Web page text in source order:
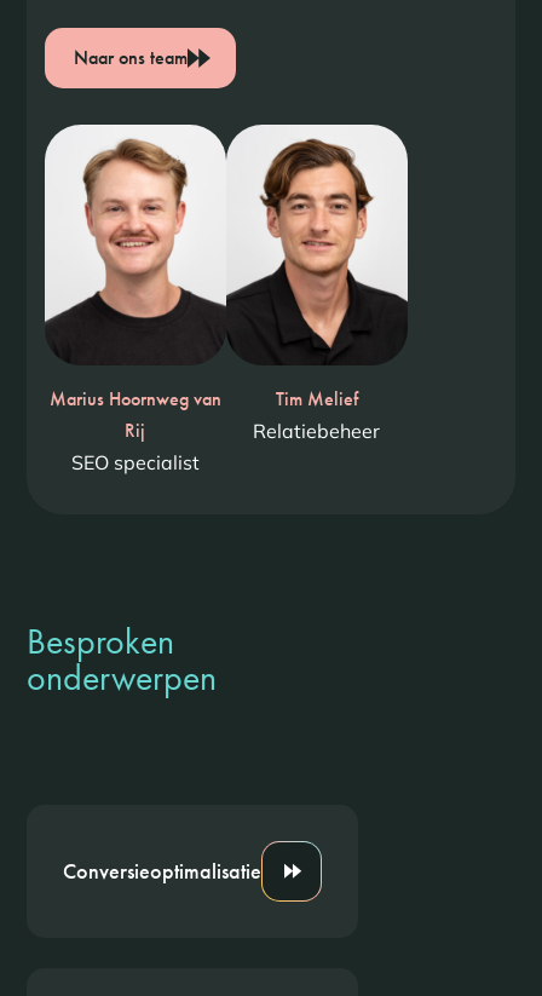
Naar ons team
Marius Hoornweg van
Rij
SEO specialist
Tim Melief
Relatiebeheer
Besproken
onderwerpen
Conversieoptimalisatie